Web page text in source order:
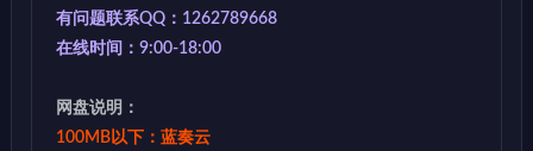
有问题联系QQ：1262789668
在线时间：9:00-18:00
网盘说明：
100MB以下：蓝奏云